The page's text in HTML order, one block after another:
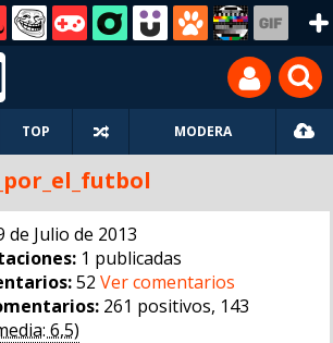
TOP MODERA
Julio de 2013
1 publicadas
52 Ver comentarios
261 positivos, 143
6,5)